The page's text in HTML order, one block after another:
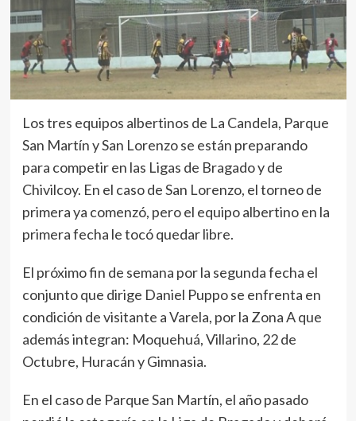
Los tres equipos albertinos de La Candela, Parque
San Martín y San Lorenzo se están preparando
para competir en las Ligas de Bragado y de
Chivilcoy. En el caso de San Lorenzo, el torneo de
primera ya comenzó, pero el equipo albertino en la
primera fecha le tocó quedar libre.
El próximo fin de semana por la segunda fecha el
conjunto que dirige Daniel Puppo se enfrenta en
condición de visitante a Varela, por la Zona A que
además integran: Moquehuá, Villarino, 22 de
Octubre, Huracán y Gimnasia.
En el caso de Parque San Martín, el año pasado